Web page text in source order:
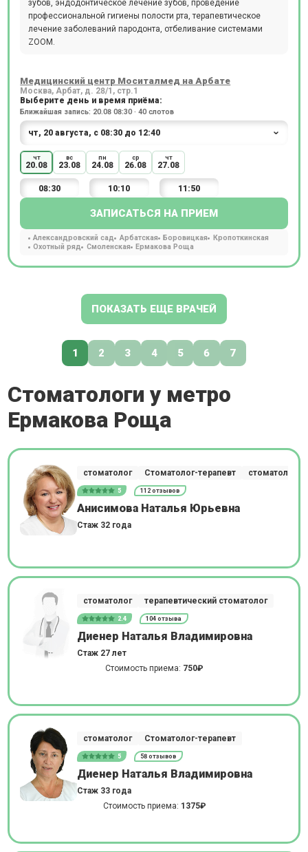
зубов, эндодонтическое лечение зубов, проведение
профессиональной гигиены полости рта, терапевтическое
лечение заболеваний пародонта, отбеливание системами
ZOOM.
Медицинский центр Моситалмед на Арбате
Москва, Арбат, д. 28/1, стр.1
Выберите день и время приёма:
Ближайшая запись: 20.08 08:30 · 40 слотов
чт
20.08
вс
23.08
пн
24.08
ср
26.08
чт
27.08
08:30 10:10 11:50
ЗАПИСАТЬСЯ НА ПРИЕМ
Александровский сад Арбатская Боровицкая
Кропоткинская
Охотный ряд
Смоленская Ермакова Роща
ПОКАЗАТЬ ЕЩЕ ВРАЧЕЙ
1 2 3 4 5 6 7
Стоматологи у метро
Ермакова Роща
стоматолог Стоматолог-терапевт стоматолог-
5 112 отзывов
Анисимова Наталья Юрьевна
Стаж 32 года
стоматолог терапевтический стоматолог
2.4 104 отзыва
Диенер Наталья Владимировна
Стаж 27 лет
Стоимость приема: 750₽
стоматолог Стоматолог-терапевт
5 58 отзывов
Диенер Наталья Владимировна
Стаж 33 года
Стоимость приема: 1375₽